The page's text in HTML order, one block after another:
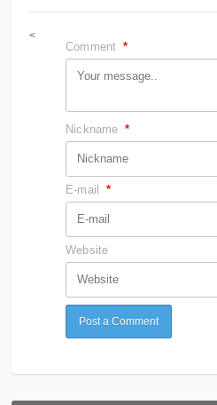
<
Comment *
Nickname *
E-mail *
Website